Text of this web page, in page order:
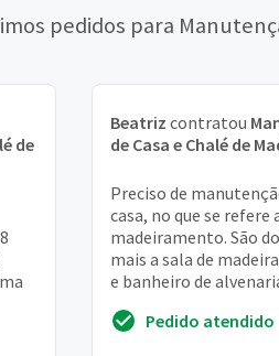
pedidos para
de
Beatriz contratou
de Casa e Chalé de
Preciso de
casa, no que se refere
madeiramento. São
mais a sala de
e banheiro de
Pedido atendido